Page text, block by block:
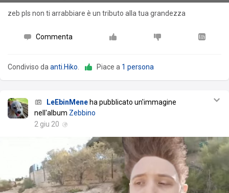
zeb pls non ti arrabbiare è un tributo alla tua grandezza
Commenta
Condiviso da anti.Hiko Piace a 1 persona
LeEbinMene ha pubblicato un'immagine
nell'album Zebbino
2 giu 20